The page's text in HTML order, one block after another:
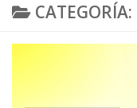
CATEGORÍA: